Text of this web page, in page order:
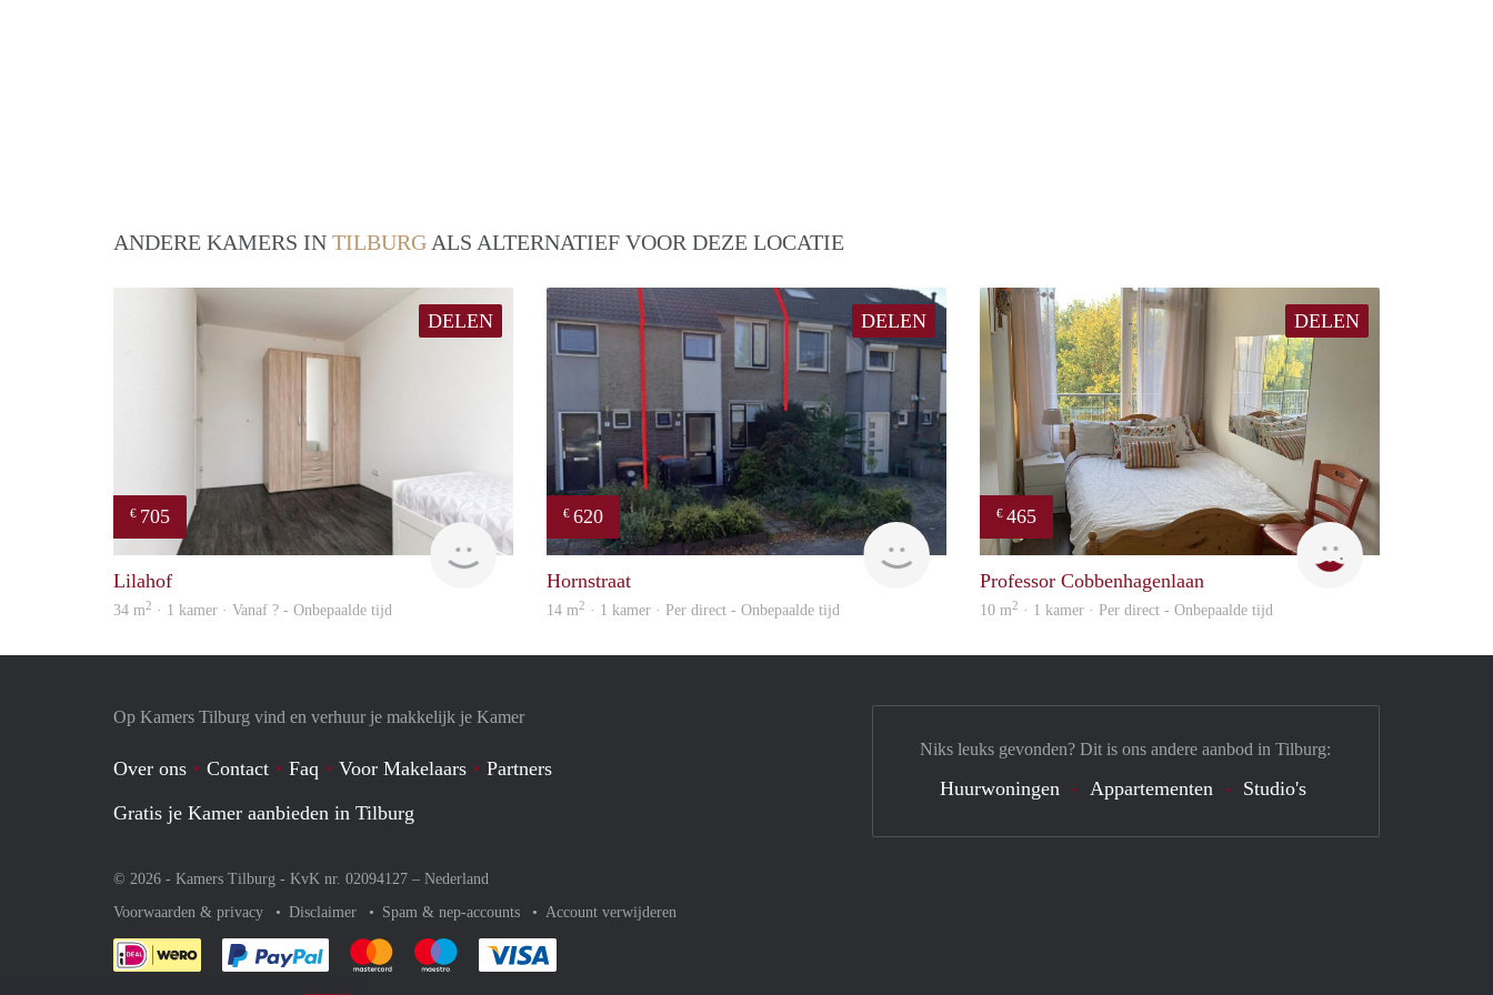
ANDERE KAMERS IN TILBURG ALS ALTERNATIEF VOOR DEZE LOCATIE
DELEN
€ 705
finder
Lilahof
34 m2 · 1 kamer · Vanaf ? - Onbepaalde tijd
DELEN
€ 620
Reinier
Hornstraat
14 m2 · 1 kamer · Per direct - Onbepaalde tijd
DELEN
€ 465
T
Professor Cobbenhagenlaan
10 m2 · 1 kamer · Per direct - Onbepaalde tijd
Op Kamers Tilburg vind en verhuur je makkelijk je Kamer
Over ons Contact Faq Voor Makelaars
Partners
Gratis je Kamer aanbieden in Tilburg
© 2026 - Kamers Tilburg - KvK nr. 02094127 – Nederland
Voorwaarden & privacy
Disclaimer Spam & nep-accounts Account verwijderen
Je rekent gemakkelijk af met Paypal
Je rekent gemakkelijk af met Mastercard
Je rekent gemakkelijk af met Meastro
Niks leuks gevonden? Dit is ons andere aanbod in Tilburg:
Huurwoningen Appartementen Studio's